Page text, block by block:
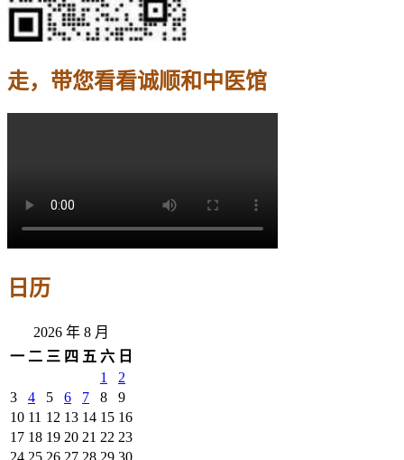
走，带您看看诚顺和中医馆
日历
2026 年 8 月
一 二 三 四 五 六 日
1
2
3
4 5 6 7 8
9
10 11 12 13 14 15 16
17 18 19 20 21 22 23
24 25 26 27 28 29 30